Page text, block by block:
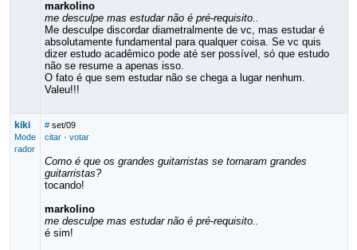
markolino
me desculpe mas estudar não é pré-requisito..
Me desculpe discordar diametralmente de vc, mas estudar é
absolutamente fundamental para qualquer coisa. Se vc quis
dizer estudo acadêmico pode até ser possível, só que estudo
não se resume a apenas isso.
O fato é que sem estudar não se chega a lugar nenhum.
Valeu!!!
kiki
Mode
rador
# set/09
citar· votar
Como é que os grandes guitarristas se tornaram grandes
guitarristas?
tocando!
markolino
me desculpe mas estudar não é pré-requisito..
é sim!